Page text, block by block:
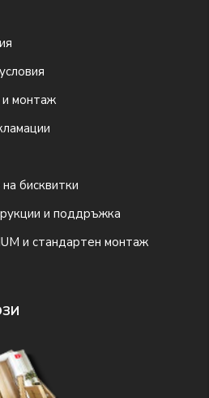
и монтаж
бисквитки
и поддръжка
и стандартен монтаж